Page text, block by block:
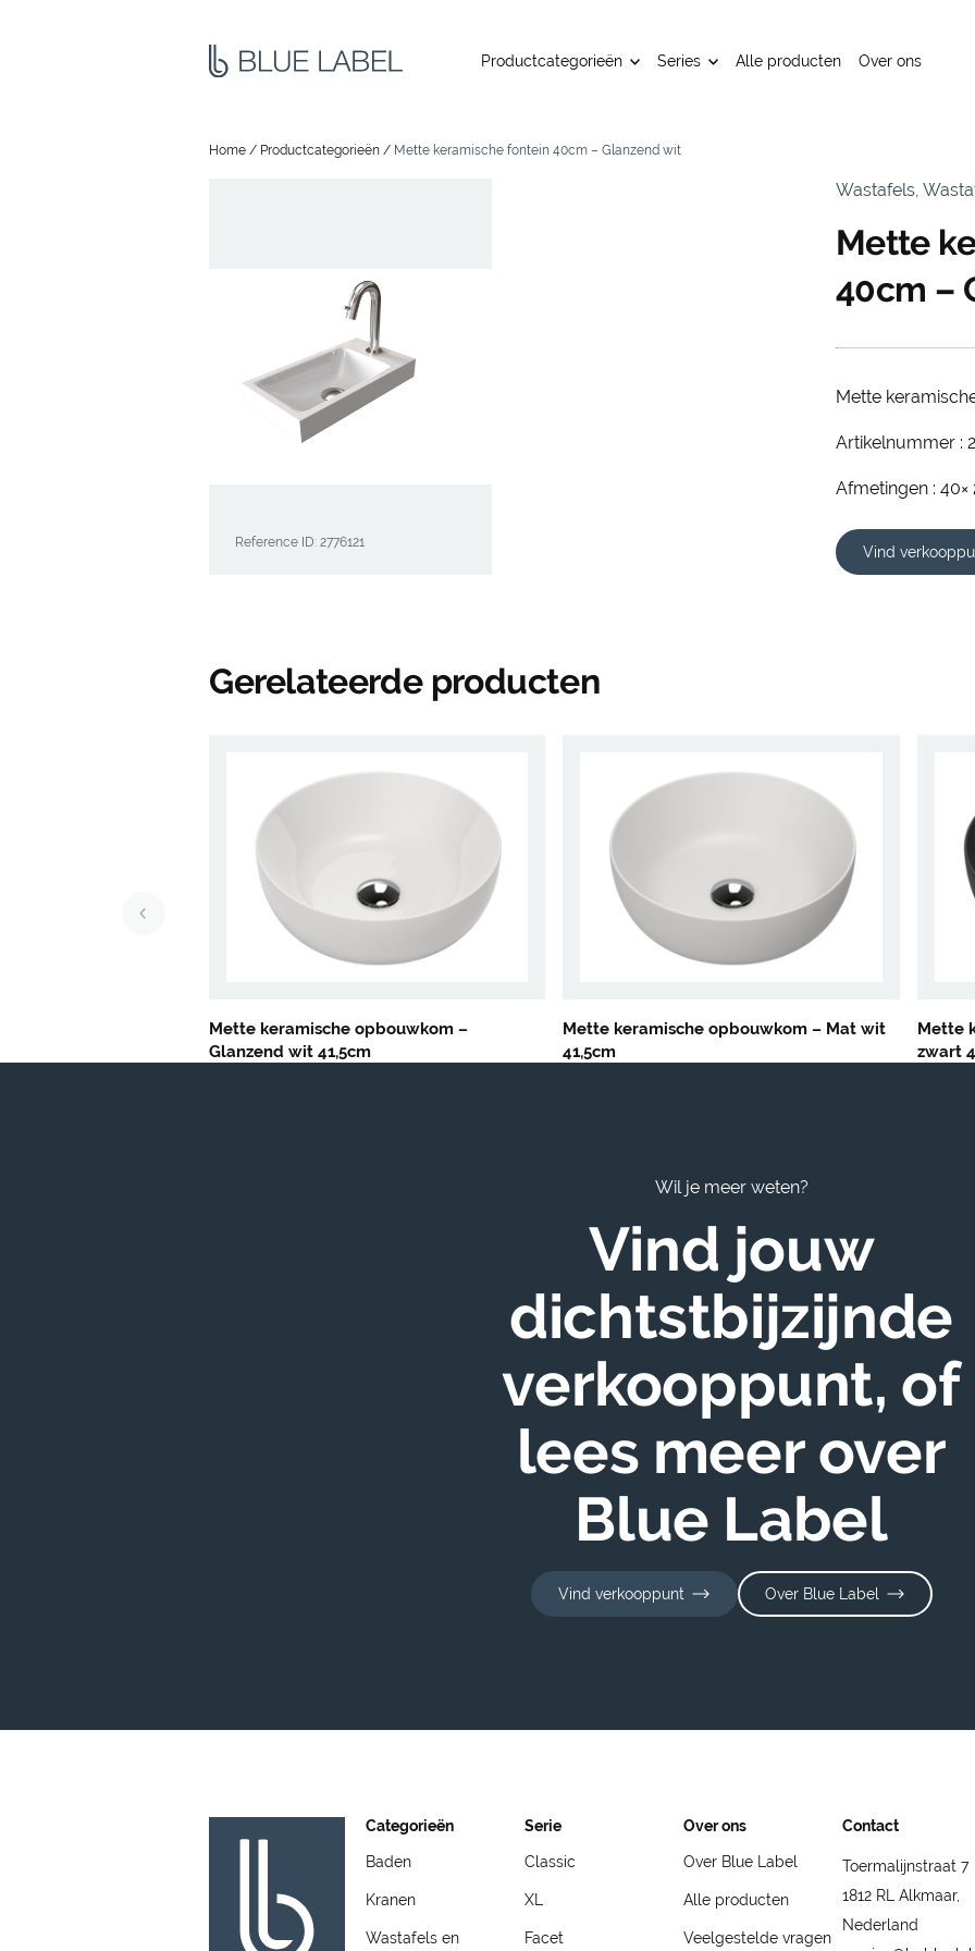
Productcategorieën Series Alle producten Over ons
Home / Productcategorieën / Mette keramische fontein 40cm – Glanzend wit
Reference ID: 2776121
Wastafels,
Mette
40cm –
Mette
Artikelnummer :
Afmetingen : 40×
Vind
Gerelateerde producten
Mette keramische opbouwkom –
Glanzend wit 41,5cm
Mette keramische opbouwkom – Mat wit
41,5cm
Mette
zwart
Wil je meer weten?
Vind jouw
dichtstbijzijnde
verkooppunt, of
lees meer over
Blue Label
Vind verkooppunt Over Blue Label
Categorieën
Baden
Kranen
Wastafels en
Serie
Classic
XL
Facet
Over ons
Over Blue Label
Alle producten
Veelgestelde vragen
Contact
Toermalijnstraat 7
1812 RL Alkmaar,
Nederland